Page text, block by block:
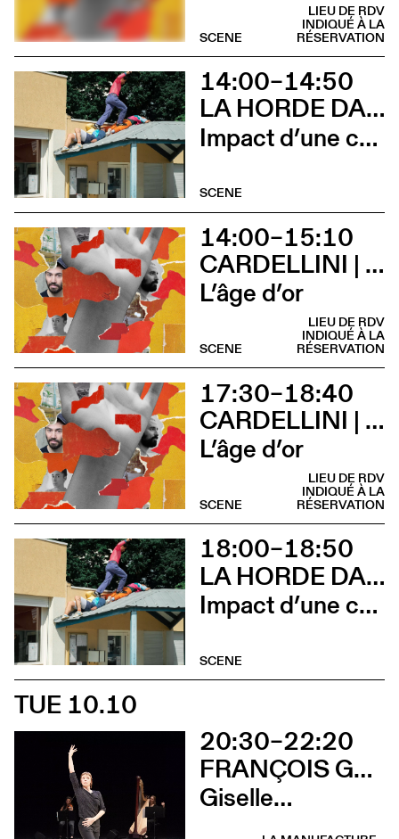
LIEU DE RDV
INDIQUÉ À LA
RÉSERVATION
SCENE
14:00–14:50
LA HORDE DANS LES PAVÉS
Impact d’une course x Stadium
SCENE
14:00–15:10
CARDELLINI | GONZALEZ
L’âge d’or
LIEU DE RDV
INDIQUÉ À LA
RÉSERVATION
SCENE
17:30–18:40
CARDELLINI | GONZALEZ
L’âge d’or
LIEU DE RDV
INDIQUÉ À LA
RÉSERVATION
SCENE
18:00–18:50
LA HORDE DANS LES PAVÉS
Impact d’une course x Stadium
SCENE
TUE 10.10
20:30–22:20
FRANÇOIS GREMAUD / 2B COMPANY
Giselle…